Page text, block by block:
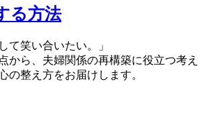
て笑い合いたい。」
から、夫婦関係の再構築に役立つ考え
の整え方をお届けします。